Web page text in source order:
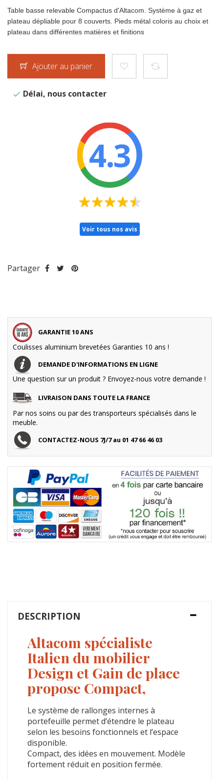
Table basse relevable Compactus d'Altacom. Système à gaz et
plateau dépliable pour 8 couverts. Pieds métal coloris au choix et
plateau dans différentes matières et finitions
Ajouter au panier
Délai, nous contacter
4.3
Voir tous nos avis
Partager
GARANTIE 10 ANS
Coulisses aluminium brevetées Garanties 10 ans !
DEMANDE D'INFORMATIONS EN LIGNE
Une question sur un produit ? Envoyez-nous votre demande !
LIVRAISON DANS TOUTE LA FRANCE
Par nos soins ou par des transporteurs spécialisés dans le
meuble.
CONTACTEZ-NOUS 7J/7 au 01 47 66 46 03
DESCRIPTION
Altacom spécialiste
Italien du mobilier
Design et Gain de place
propose Compact,
Le système de rallonges internes à
portefeuille permet d’étendre le plateau
selon les besoins fonctionnels et l’espace
disponible.
Compact, des idées en mouvement. Modèle
fortement réduit en position fermée.